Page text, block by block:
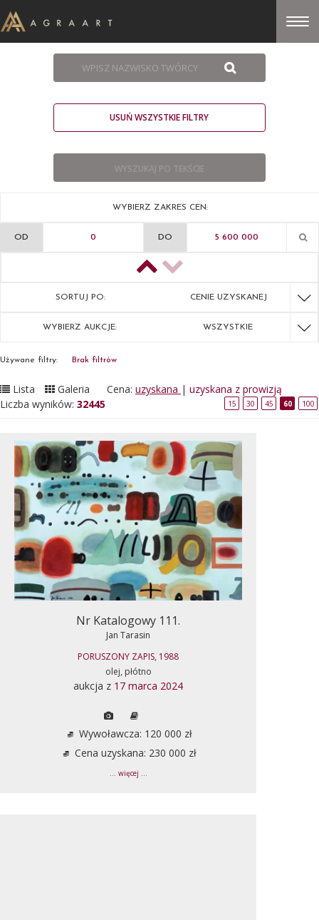
USUŃ WSZYSTKIE FILTRY
WYBIERZ ZAKRES CEN:
OD DO
SORTUJ PO: CENIE UZYSKANEJ
WYBIERZ AUKCJE: WSZYSTKIE
Używane filtry: Brak filtrów
Lista Galeria Cena: uzyskana | uzyskana z prowizją
Liczba wyników: 32445 15 30 45 60 100
Nr Katalogowy 111.
Jan Tarasin
PORUSZONY ZAPIS, 1988
olej, płótno
aukcja z 17 marca 2024
Wywoławcza: 120 000 zł
Cena uzyskana: 230 000 zł
... więcej ...